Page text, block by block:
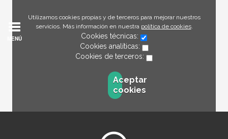
Utilizamos cookies propias y de terceros para mejorar nuestros
servicios. Más información en nuestra política de cookies.
Cookies técnicas:
Cookies analíticas:
Cookies de terceros:
Aceptar
cookies
MENÚ